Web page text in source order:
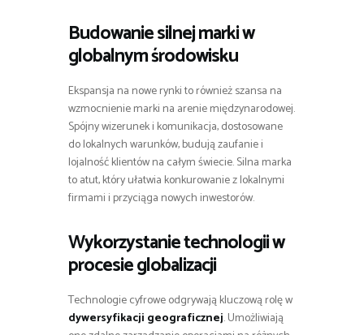
Budowanie silnej marki w
globalnym środowisku
Ekspansja na nowe rynki to również szansa na
wzmocnienie marki na arenie międzynarodowej.
Spójny wizerunek i komunikacja, dostosowane
do lokalnych warunków, budują zaufanie i
lojalność klientów na całym świecie. Silna marka
to atut, który ułatwia konkurowanie z lokalnymi
firmami i przyciąga nowych inwestorów.
Wykorzystanie technologii w
procesie globalizacji
Technologie cyfrowe odgrywają kluczową rolę w
dywersyfikacji geograficznej. Umożliwiają